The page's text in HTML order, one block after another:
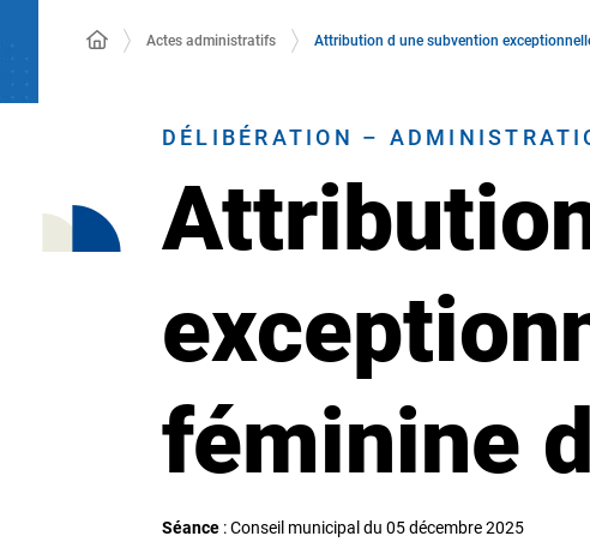
Actes administratifs Attribution d une subvention
DÉLIBÉRATION –
féminine
Séance : Conseil municipal du 05 décembre 2025